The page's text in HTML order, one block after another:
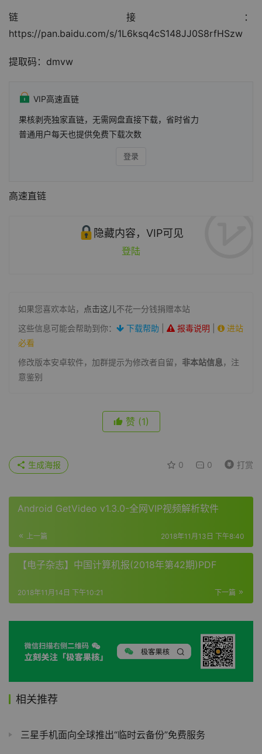
链接：
https://pan.baidu.com/s/1L6ksq4cS148JJ0S8rfHSzw
提取码：dmvw
VIP高速直链
果核剥壳独家直链，无需网盘直接下载，省时省力
普通用户每天也提供免费下载次数
登录
高速直链
隐藏内容，VIP可见
登陆
如果您喜欢本站， 点击这儿不花一分钱捐赠本站
这些信息可能会帮助到你：
下载帮助 报毒说明
进站
必看
修改版本安卓软件，加群提示为修改者自留， 非本站信息，注
意鉴别
赞 (1)
0 0 打赏
生成海报
Android GetVideo v1.3.0-全网VIP视频解析软件
上一篇 2018年11月13日 下午8:40
【电子杂志】中国计算机报(2018年第42期)PDF
下一篇
2018年11月14日 下午10:21
相关推荐
三星手机面向全球推出“临时云备份”免费服务